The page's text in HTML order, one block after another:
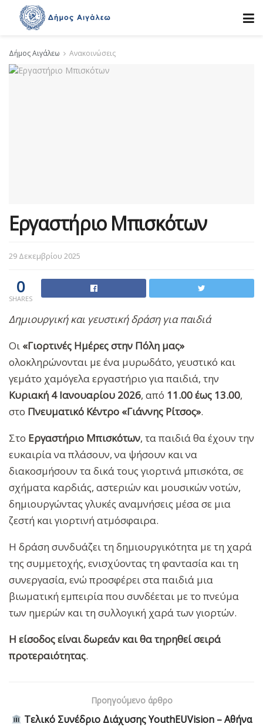
Δήμος Αιγάλεω Ανακοινώσεις
Εργαστήριο Μπισκότων
29 Δεκεμβρίου 2025
0
SHARES
Δημιουργική και γευστική δράση για παιδιά
Οι «Γιορτινές Ημέρες στην Πόλη μας»
ολοκληρώνονται με ένα μυρωδάτο, γευστικό και
γεμάτο χαμόγελα εργαστήριο για παιδιά, την
Κυριακή 4 Ιανουαρίου 2026, από 11.00 έως 13.00,
στο Πνευματικό Κέντρο «Γιάννης Ρίτσος».
Στο Εργαστήριο Μπισκότων, τα παιδιά θα έχουν την
ευκαιρία να πλάσουν, να ψήσουν και να
διακοσμήσουν τα δικά τους γιορτινά μπισκότα, σε
σχήματα καρδιάς, αστεριών και μουσικών νοτών,
δημιουργώντας γλυκές αναμνήσεις μέσα σε μια
ζεστή και γιορτινή ατμόσφαιρα.
Η δράση συνδυάζει τη δημιουργικότητα με τη χαρά
της συμμετοχής, ενισχύοντας τη φαντασία και τη
συνεργασία, ενώ προσφέρει στα παιδιά μια
βιωματική εμπειρία που συνδέεται με το πνεύμα
των ημερών και τη συλλογική χαρά των γιορτών.
Η είσοδος είναι δωρεάν καιθα τηρηθεί σειρά
προτεραιότητας.
Προηγούμενο άρθρο
Τελικό Συνέδριο Διάχυσης YouthEUVision – Αθήνα